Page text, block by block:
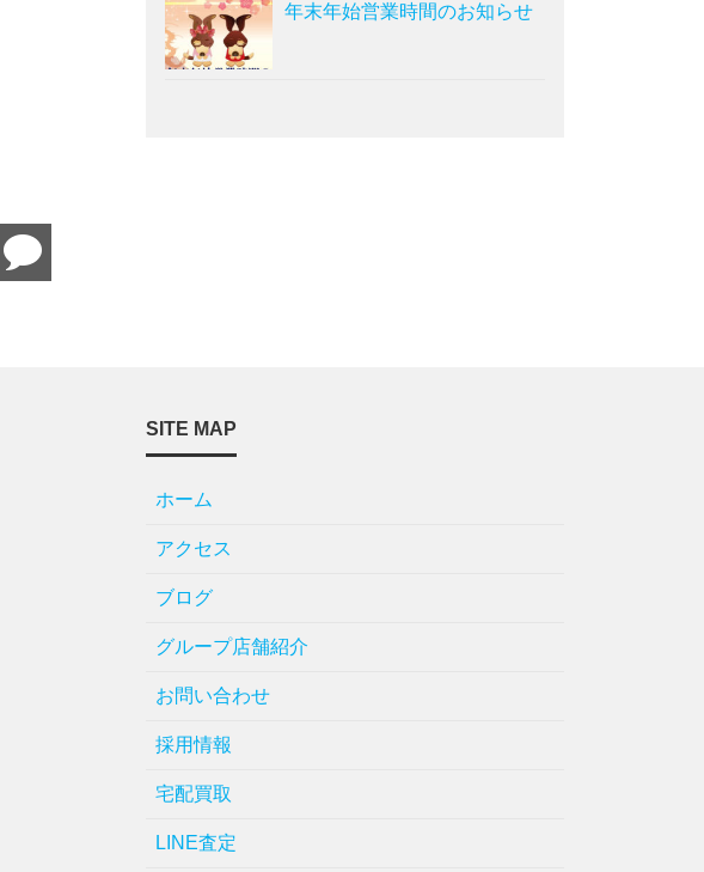
年末年始営業時間のお知らせ
SITE MAP
ホーム
アクセス
ブログ
グループ店舗紹介
お問い合わせ
採用情報
宅配買取
LINE査定